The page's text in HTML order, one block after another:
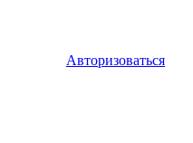
Авторизоваться